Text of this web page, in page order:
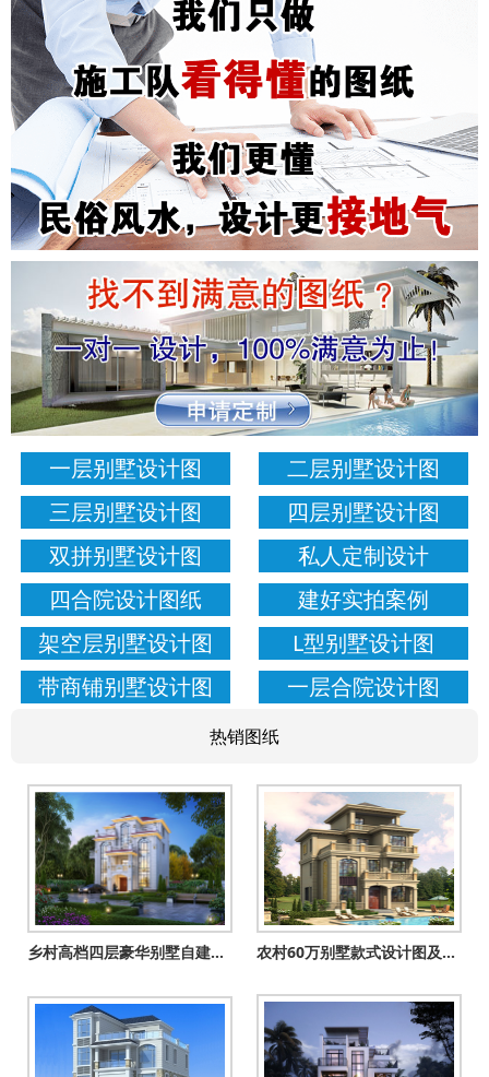
一层别墅设计图
二层别墅设计图
三层别墅设计图
四层别墅设计图
双拼别墅设计图
私人定制设计
四合院设计图纸
建好实拍案例
架空层别墅设计图
L型别墅设计图
带商铺别墅设计图
一层合院设计图
热销图纸
乡村高档四层豪华别墅自建房设计图，一层不带餐厅厨房户型 农村60万别墅款式设计图及外观效果图，客厅中空